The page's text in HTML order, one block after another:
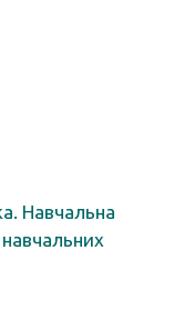
Навчальна